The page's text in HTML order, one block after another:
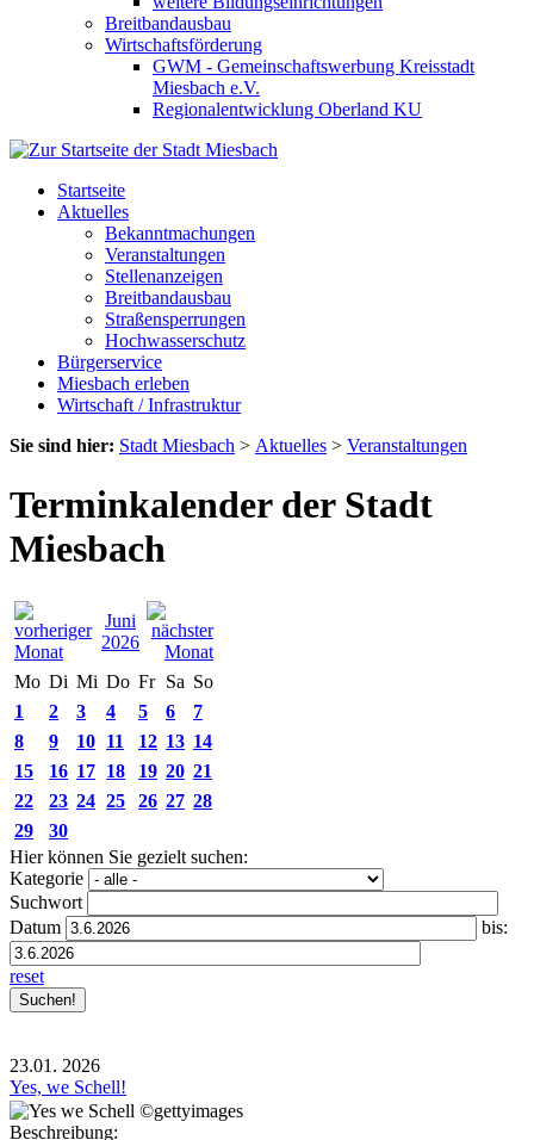
Breitbandausbau
Wirtschaftsförderung
GWM - Gemeinschaftswerbung Kreisstadt
Miesbach e.V.
Regionalentwicklung Oberland KU
Startseite
Aktuelles
Bekanntmachungen
Veranstaltungen
Stellenanzeigen
Breitbandausbau
Straßensperrungen
Hochwasserschutz
Bürgerservice
Miesbach erleben
Wirtschaft / Infrastruktur
Sie sind hier: Stadt Miesbach > Aktuelles > Veranstaltungen
Terminkalender der Stadt
Miesbach
Juni
2026
Mo Di Mi Do Fr Sa So
1
2 3 4 5 6
7
8
9 10 11 12 13 14
15
16 17 18 19 20 21
22
23 24 25 26 27 28
29
30
Hier können Sie gezielt suchen:
Kategorie
Suchwort
Datum
bis:
reset
23.01. 2026
Yes, we Schell!
Beschreibung: